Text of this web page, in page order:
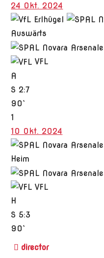
24 Okt. 2024
Auswärts
VFL
A
S 2:7
90`
1
10 Okt. 2024
Heim
VFL
H
S 5:3
90`